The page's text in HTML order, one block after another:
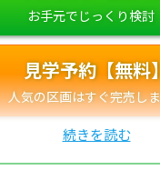
見学予約【無料】